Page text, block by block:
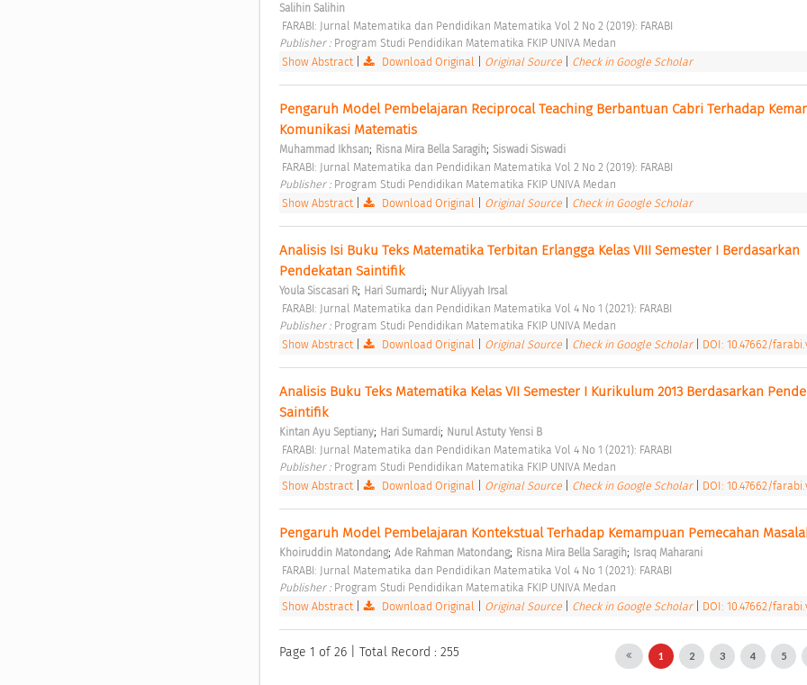
Salihin Salihin
FARABI: Jurnal Matematika dan Pendidikan Matematika Vol 2 No 2 (2019): FARABI
Publisher : Program Studi Pendidikan Matematika FKIP UNIVA Medan
Show Abstract| Download Original Original Source Check in Google Scholar
Pengaruh Model Pembelajaran Reciprocal Teaching Berbantuan Cabri Terhadap
Komunikasi Matematis
Muhammad Ikhsan; Risna Mira Bella Saragih; Siswadi Siswadi
FARABI: Jurnal Matematika dan Pendidikan Matematika Vol 2 No 2 (2019): FARABI
Publisher : Program Studi Pendidikan Matematika FKIP UNIVA Medan
Show Abstract| Download Original Original Source Check in Google Scholar
Analisis Isi Buku Teks Matematika Terbitan Erlangga Kelas VIII Semester I Berdasarkan
Pendekatan Saintifik
Youla Siscasari R; Hari Sumardi; Nur Aliyyah Irsal
FARABI: Jurnal Matematika dan Pendidikan Matematika Vol 4 No 1 (2021): FARABI
Publisher : Program Studi Pendidikan Matematika FKIP UNIVA Medan
Show Abstract| Download Original Original Source Check in Google Scholar DOI: 10.47662/
Analisis Buku Teks Matematika Kelas VII Semester I Kurikulum 2013 Berdasarkan
Saintifik
Kintan Ayu Septiany; Hari Sumardi; Nurul Astuty Yensi B
FARABI: Jurnal Matematika dan Pendidikan Matematika Vol 4 No 1 (2021): FARABI
Publisher : Program Studi Pendidikan Matematika FKIP UNIVA Medan
Show Abstract| Download Original Original Source Check in Google Scholar DOI: 10.47662/
Pengaruh Model Pembelajaran Kontekstual Terhadap Kemampuan Pemecahan
Khoiruddin Matondang; Ade Rahman Matondang; Risna Mira Bella Saragih; Israq Maharani
FARABI: Jurnal Matematika dan Pendidikan Matematika Vol 4 No 1 (2021): FARABI
Publisher : Program Studi Pendidikan Matematika FKIP UNIVA Medan
Show Abstract| Download Original Original Source Check in Google Scholar DOI: 10.47662/
Page 1 of 26 | Total Record : 255 1 2 3 4 5